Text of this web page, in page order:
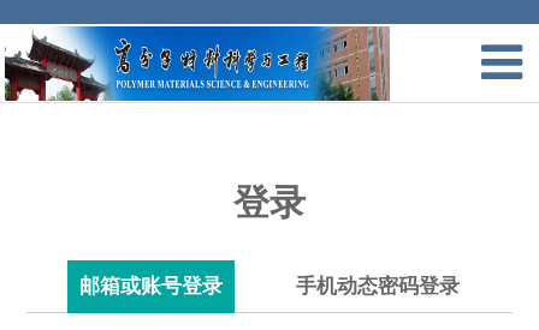
登录
邮箱或账号登录 手机动态密码登录